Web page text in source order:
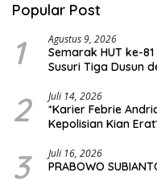
Popular Post
1 Agustus 9, 2026
Semarak HUT ke-
Susuri Tiga Dusun
2 Juli 14, 2026
*Karier Febrie
Kepolisian Kian
3 Juli 16, 2026
PRABOWO